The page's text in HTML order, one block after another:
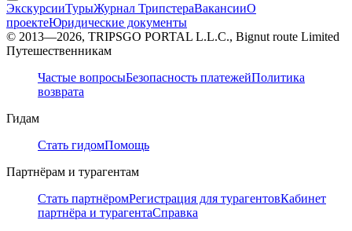
ЭкскурсииТурыЖурнал ТрипстераВакансииО
проектеЮридические документы
© 2013—2026, TRIPSGO PORTAL L.L.C., Bignut route Limited
Путешественникам
Частые вопросыБезопасность платежейПолитика
возврата
Гидам
Стать гидомПомощь
Партнёрам и турагентам
Стать партнёромРегистрация для турагентовКабинет
партнёра и турагентаСправка